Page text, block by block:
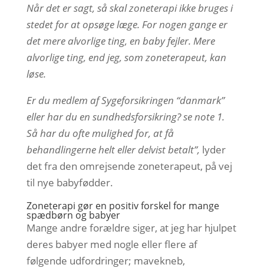
Når det er sagt, så skal zoneterapi ikke bruges i
stedet for at opsøge læge. For nogen gange er
det mere alvorlige ting, en baby fejler. Mere
alvorlige ting, end jeg, som zoneterapeut, kan
løse.
Er du medlem af Sygeforsikringen “danmark”
eller har du en sundhedsforsikring? se note 1.
Så har du ofte mulighed for, at få
behandlingerne helt eller delvist betalt”, lyder
det fra den omrejsende zoneterapeut, på vej
til nye babyfødder.
Zoneterapi gør en positiv forskel for mange
spædbørn og babyer
Mange andre forældre siger, at jeg har hjulpet
deres babyer med nogle eller flere af
følgende udfordringer; mavekneb,